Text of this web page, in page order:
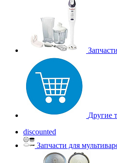
Другие
discounted
Запчасти для